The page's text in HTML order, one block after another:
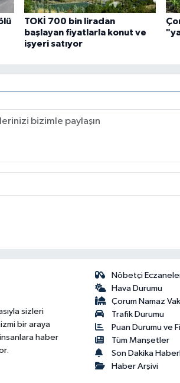
TOKİ 700 bin liradan
başlayan fiyatlarla konut ve
işyeri satıyor
sizleri
bir araya
haber
Nöbetçi
Hava Durumu
Çorum Namaz
Trafik Durumu
Puan Durumu ve
Tüm Manşetler
Son Dakika
Haber Arşivi